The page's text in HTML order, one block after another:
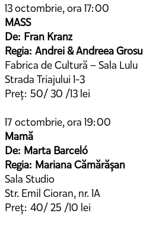
13 octombrie, ora 17:00
MASS
De: Fran Kranz
Regia: Andrei & Andreea Grosu
Fabrica de Cultură – Sala Lulu
Strada Triajului 1-3
Preț: 50/ 30 /13 lei
17 octombrie, ora 19:00
Mamă
De: Marta Barceló
Regia: Mariana Cămărășan
Sala Studio
Str. Emil Cioran, nr. 1A
Preț: 40/ 25 /10 lei